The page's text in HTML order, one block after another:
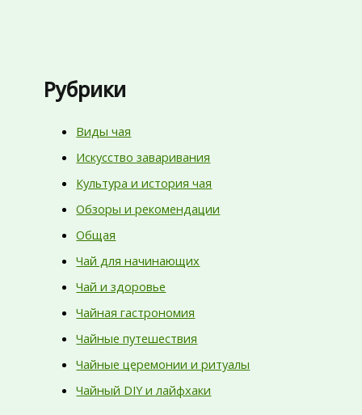
Рубрики
Виды чая
Искусство заваривания
Культура и история чая
Обзоры и рекомендации
Общая
Чай для начинающих
Чай и здоровье
Чайная гастрономия
Чайные путешествия
Чайные церемонии и ритуалы
Чайный DIY и лайфхаки